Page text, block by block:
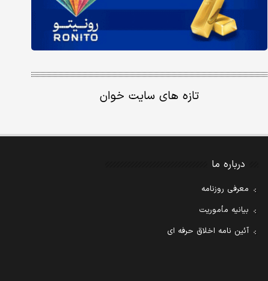
تازه های سایت خوان
درباره ما
معرفی روزنامه
بیانیه مأموریت
آئین نامه اخلاق حرفه ای